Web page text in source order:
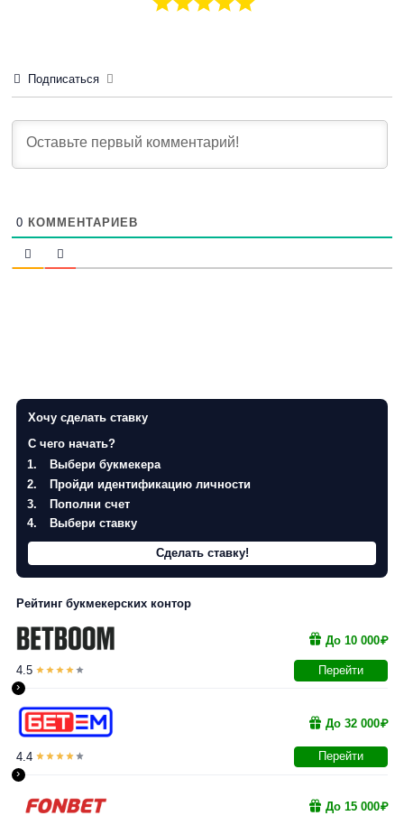
Подписаться
0 КОММЕНТАРИЕВ
Хочу сделать ставку
С чего начать?
Выбери букмекера
Пройди идентификацию личности
Пополни счет
Выбери ставку
Сделать ставку!
Рейтинг букмекерских контор
До 10 000₽
4.5
Перейти
›
До 32 000₽
4.4
Перейти
›
До 15 000₽